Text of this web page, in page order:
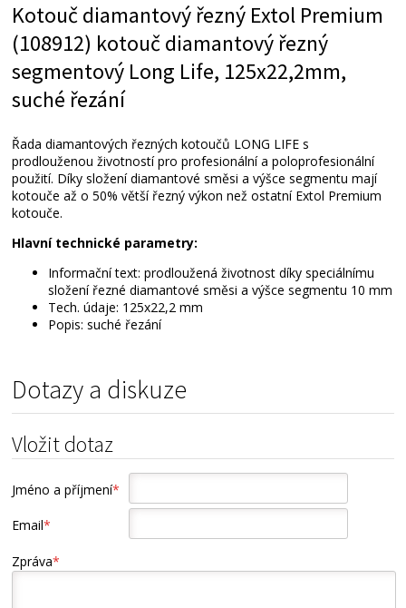
Kotouč diamantový řezný Extol Premium
(108912) kotouč diamantový řezný
segmentový Long Life, 125x22,2mm,
suché řezání
Řada diamantových řezných kotoučů LONG LIFE s
prodlouženou životností pro profesionální a poloprofesionální
použití. Díky složení diamantové směsi a výšce segmentu mají
kotouče až o 50% větší řezný výkon než ostatní Extol Premium
kotouče.
Hlavní technické parametry:
Informační text: prodloužená životnost díky speciálnímu
složení řezné diamantové směsi a výšce segmentu 10 mm
Tech. údaje: 125x22,2 mm
Popis: suché řezání
Dotazy a diskuze
Vložit dotaz
Jméno a příjmení*
Email*
Zpráva*